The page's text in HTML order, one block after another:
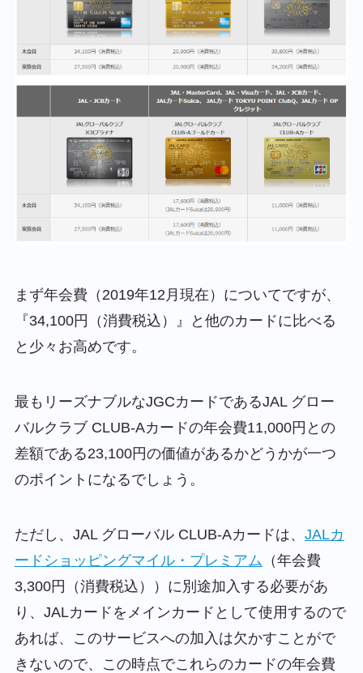
まず年会費（2019年12月現在）についてですが、
『34,100円（消費税込）』と他のカードに比べる
と少々お高めです。
最もリーズナブルなJGCカードであるJAL グロー
バルクラブ CLUB-Aカードの年会費11,000円との
差額である23,100円の価値があるかどうかが一つ
のポイントになるでしょう。
ただし、JAL グローバル CLUB-Aカードは、 JALカ
ードショッピングマイル・プレミアム （年会費
3,300円（消費税込））に別途加入する必要があ
り、JALカードをメインカードとして使用するので
あれば、このサービスへの加入は欠かすことがで
きないので、この時点でこれらのカードの年会費